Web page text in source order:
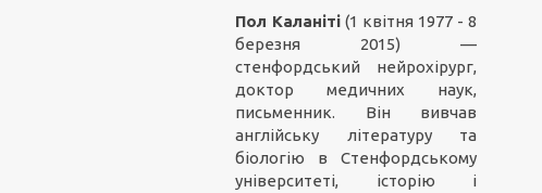
Пол Каланіті (1 квітня 1977 - 8
березня 2015) —
стенфордський нейрохірург,
доктор медичних наук,
письменник. Він вивчав
англійську літературу та
біологію в Стенфордському
університеті, історію і